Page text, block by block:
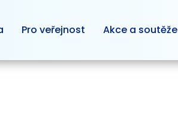
Pro veřejnost Akce a soutěže